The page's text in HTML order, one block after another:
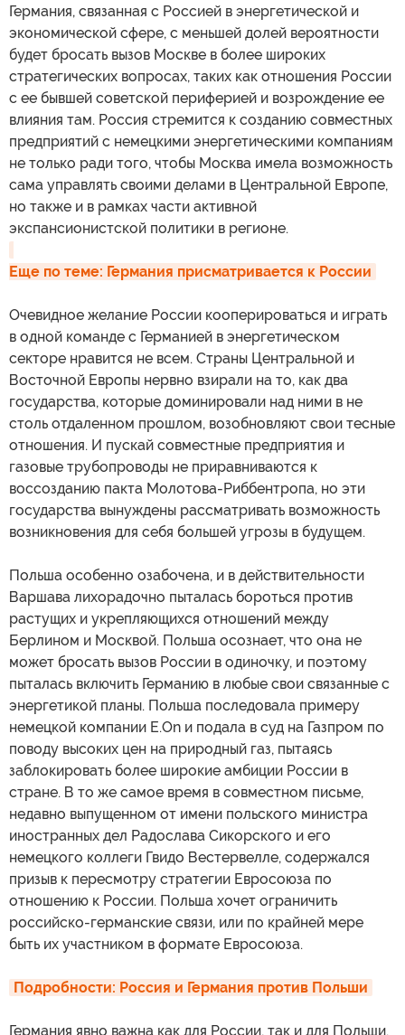
Германия, связанная с Россией в энергетической и
экономической сфере, с меньшей долей вероятности
будет бросать вызов Москве в более широких
стратегических вопросах, таких как отношения России
с ее бывшей советской периферией и возрождение ее
влияния там. Россия стремится к созданию совместных
предприятий с немецкими энергетическими компаниям
не только ради того, чтобы Москва имела возможность
сама управлять своими делами в Центральной Европе,
но также и в рамках части активной
экспансионистской политики в регионе.
Еще по теме: Германия присматривается к России
Очевидное желание России кооперироваться и играть
в одной команде с Германией в энергетическом
секторе нравится не всем. Страны Центральной и
Восточной Европы нервно взирали на то, как два
государства, которые доминировали над ними в не
столь отдаленном прошлом, возобновляют свои тесные
отношения. И пускай совместные предприятия и
газовые трубопроводы не приравниваются к
воссозданию пакта Молотова-Риббентропа, но эти
государства вынуждены рассматривать возможность
возникновения для себя большей угрозы в будущем.
Польша особенно озабочена, и в действительности
Варшава лихорадочно пыталась бороться против
растущих и укрепляющихся отношений между
Берлином и Москвой. Польша осознает, что она не
может бросать вызов России в одиночку, и поэтому
пыталась включить Германию в любые свои связанные с
энергетикой планы. Польша последовала примеру
немецкой компании E.On и подала в суд на Газпром по
поводу высоких цен на природный газ, пытаясь
заблокировать более широкие амбиции России в
стране. В то же самое время в совместном письме,
недавно выпущенном от имени польского министра
иностранных дел Радослава Сикорского и его
немецкого коллеги Гвидо Вестервелле, содержался
призыв к пересмотру стратегии Евросоюза по
отношению к России. Польша хочет ограничить
российско-германские связи, или по крайней мере
быть их участником в формате Евросоюза.
Подробности: Россия и Германия против Польши
Германия явно важна как для России, так и для Польши.